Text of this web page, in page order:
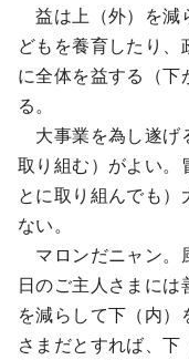
益は上（外）を減
どもを養育したり
に全体を益する（
る。
大事業を為し遂げ
取り組む）がよい。
とに取り組んでも
ない。
マロンだニャン
日のご主人さまには
を減らして下（内
さまだとすれば、